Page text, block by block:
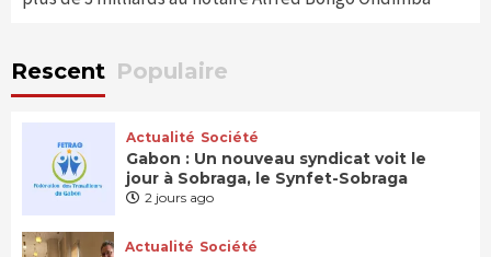
Rescent Populaire
Actualité Société
Gabon : Un nouveau syndicat voit le
jour à Sobraga, le Synfet-Sobraga
2 jours ago
Actualité Société